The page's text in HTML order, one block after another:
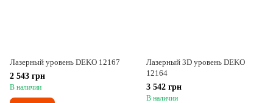
Лазерный уровень DEKO 12167
2 543 грн
В наличии
Лазерный 3D уровень DEKO
12164
3 542 грн
В наличии